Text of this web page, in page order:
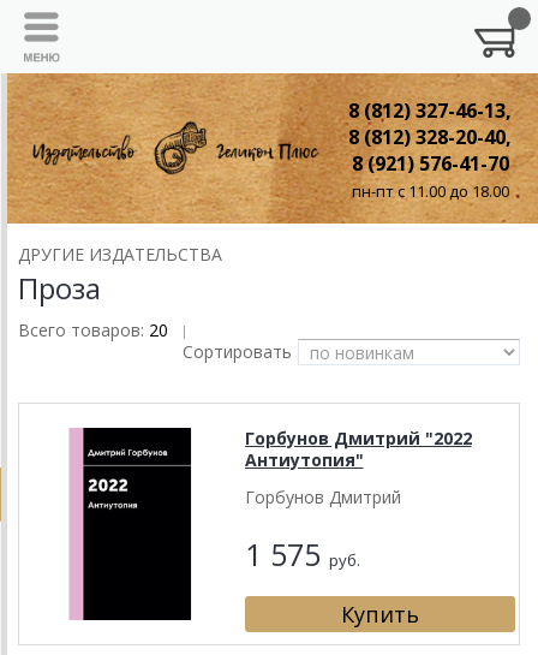
8 (812) 327-46-13,
8 (812) 328-20-40,
8 (921) 576-41-70
пн-пт с 11.00 до 18.00
ДРУГИЕ ИЗДАТЕЛЬСТВА
Проза
Всего товаров: 20 |
Сортировать
Горбунов Дмитрий "2022
Антиутопия"
Горбунов Дмитрий
1 575 руб.